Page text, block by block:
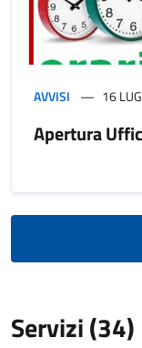
AVVISI 16
Apertura
Servizi (34)